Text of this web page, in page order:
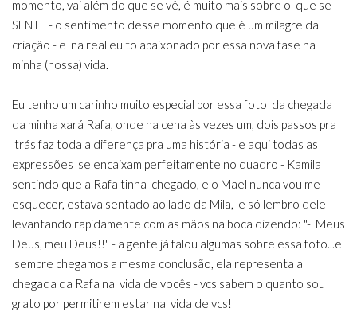
momento, vai além do que se vê, é muito mais sobre o que se
SENTE - o sentimento desse momento que é um milagre da
criação - e na real eu to apaixonado por essa nova fase na
minha (nossa) vida.
Eu tenho um carinho muito especial por essa foto da chegada
da minha xará Rafa, onde na cena às vezes um, dois passos pra
trás faz toda a diferença pra uma história - e aqui todas as
expressões se encaixam perfeitamente no quadro - Kamila
sentindo que a Rafa tinha chegado, e o Mael nunca vou me
esquecer, estava sentado ao lado da Mila, e só lembro dele
levantando rapidamente com as mãos na boca dizendo: "- Meus
Deus, meu Deus!!" - a gente já falou algumas sobre essa foto...e
sempre chegamos a mesma conclusão, ela representa a
chegada da Rafa na vida de vocês - vcs sabem o quanto sou
grato por permitirem estar na vida de vcs!